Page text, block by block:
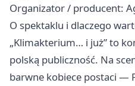
Organizator / producent:
O spektaklu i dlaczego
„Klimakterium… i już” to
polską publiczność. Na
barwne kobiece postaci —